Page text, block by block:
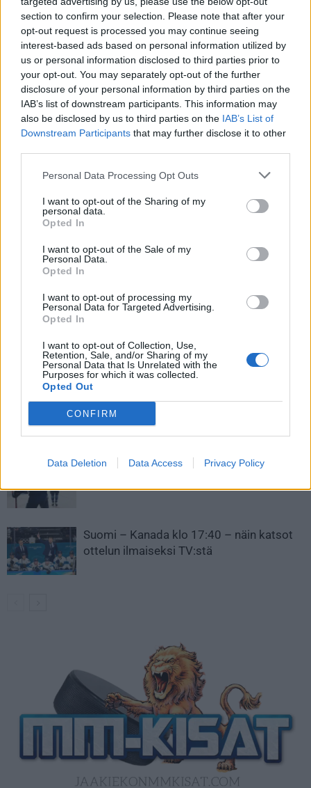
section to confirm your selection. Please note that after your
opt-out request is processed you may continue seeing
interest-based ads based on personal information utilized by
us or personal information disclosed to third parties prior to
your opt-out. You may separately opt-out of the further
disclosure of your personal information by third parties on the
IAB’s list of downstream participants. This information may
also be disclosed by us to third parties on the IAB’s List of
Downstream Participants that may further disclose it to other
Personal Data Processing Opt Outs
I want to opt-out of the Sharing of my
personal data.
Opted In
I want to opt-out of the Sale of my
Personal Data.
Opted In
I want to opt-out of processing my
Personal Data for Targeted Advertising.
Opted In
I want to opt-out of Collection, Use,
Retention, Sale, and/or Sharing of my
Personal Data that Is Unrelated with the
Purposes for which it was collected.
Opted Out
CONFIRM
Data Deletion Data Access Privacy Policy
Puolustus
Esa Lindell–Miro Heiskanen
Niko Mikkola–Rasmus Ristolainen
Olli Määttä–Henri Jokiharju
Mikko Lehtonen–Nikolas Matinpalo
Tässä Ranskan joukkue
jääkiekon olympialaisiin!
Tässä Kanadan ketjut
LIITTYVÄT ARTIKKELIT LISÄÄ TEKIJÄLTÄ
Kanada – USA klo 15:10 – näin katsot
ottelun ilmaiseksi TV:stä
Ketjut olympiavälierään julki! Näillä Suomi
Suomi – Kanada klo 17:40 – näin katsot
ottelun ilmaiseksi TV:stä